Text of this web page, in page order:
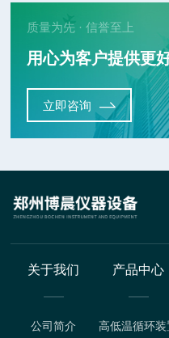
质量为先 · 信誉至上
用心为客户提供更
立即咨询
关于我们
公司简介
产品中心
高低温循环装